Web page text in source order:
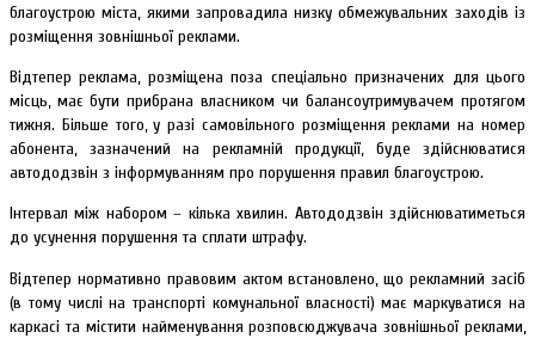
благоустрою міста, якими запровадила низку обмежувальних заходів із
розміщення зовнішньої реклами.
Відтепер реклама, розміщена поза спеціально призначених для цього
місць, має бути прибрана власником чи балансоутримувачем протягом
тижня. Більше того, у разі самовільного розміщення реклами на номер
абонента, зазначений на рекламній продукції, буде здійснюватися
автододзвін з інформуванням про порушення правил благоустрою.
Інтервал між набором – кілька хвилин. Автододзвін здійснюватиметься
до усунення порушення та сплати штрафу.
Відтепер нормативно правовим актом встановлено, що рекламний засіб
(в тому числі на транспорті комунальної власності) має маркуватися на
каркасі та містити найменування розповсюджувача зовнішньої реклами,